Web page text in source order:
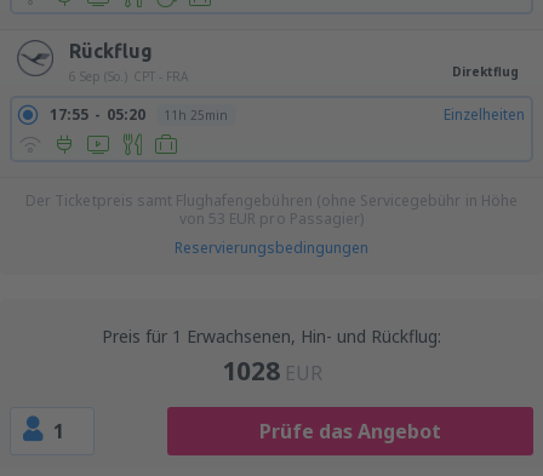
Rückflug
6 Sep (So.) CPT - FRA Direktflug
17:55 05:20 11h 25min Einzelheiten
Der Ticketpreis samt Flughafengebühren (ohne Servicegebühr in Höhe
von 53 EUR pro Passagier)
Reservierungsbedingungen
Preis für 1 Erwachsenen, Hin- und Rückflug:
1028 EUR
1 Prüfe das Angebot